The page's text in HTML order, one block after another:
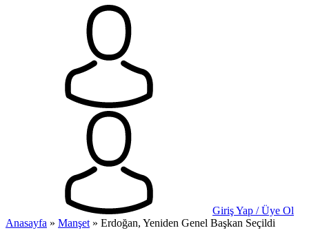
Giriş Yap / Üye Ol
Anasayfa » Manşet » Erdoğan, Yeniden Genel Başkan Seçildi